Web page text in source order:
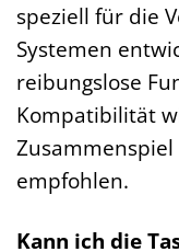
speziell für die
Systemen
reibungslose
Kompatibilität
empfohlen.
Kann ich die